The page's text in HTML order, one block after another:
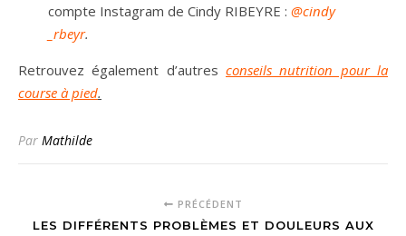
compte Instagram de Cindy RIBEYRE : @cindy
_rbeyr.
Retrouvez également d’autres conseils nutrition pour la
course à pied.
Par Mathilde
PRÉCÉDENT
LES DIFFÉRENTS PROBLÈMES ET DOULEURS AUX